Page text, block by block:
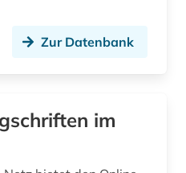
Zur Datenbank
im